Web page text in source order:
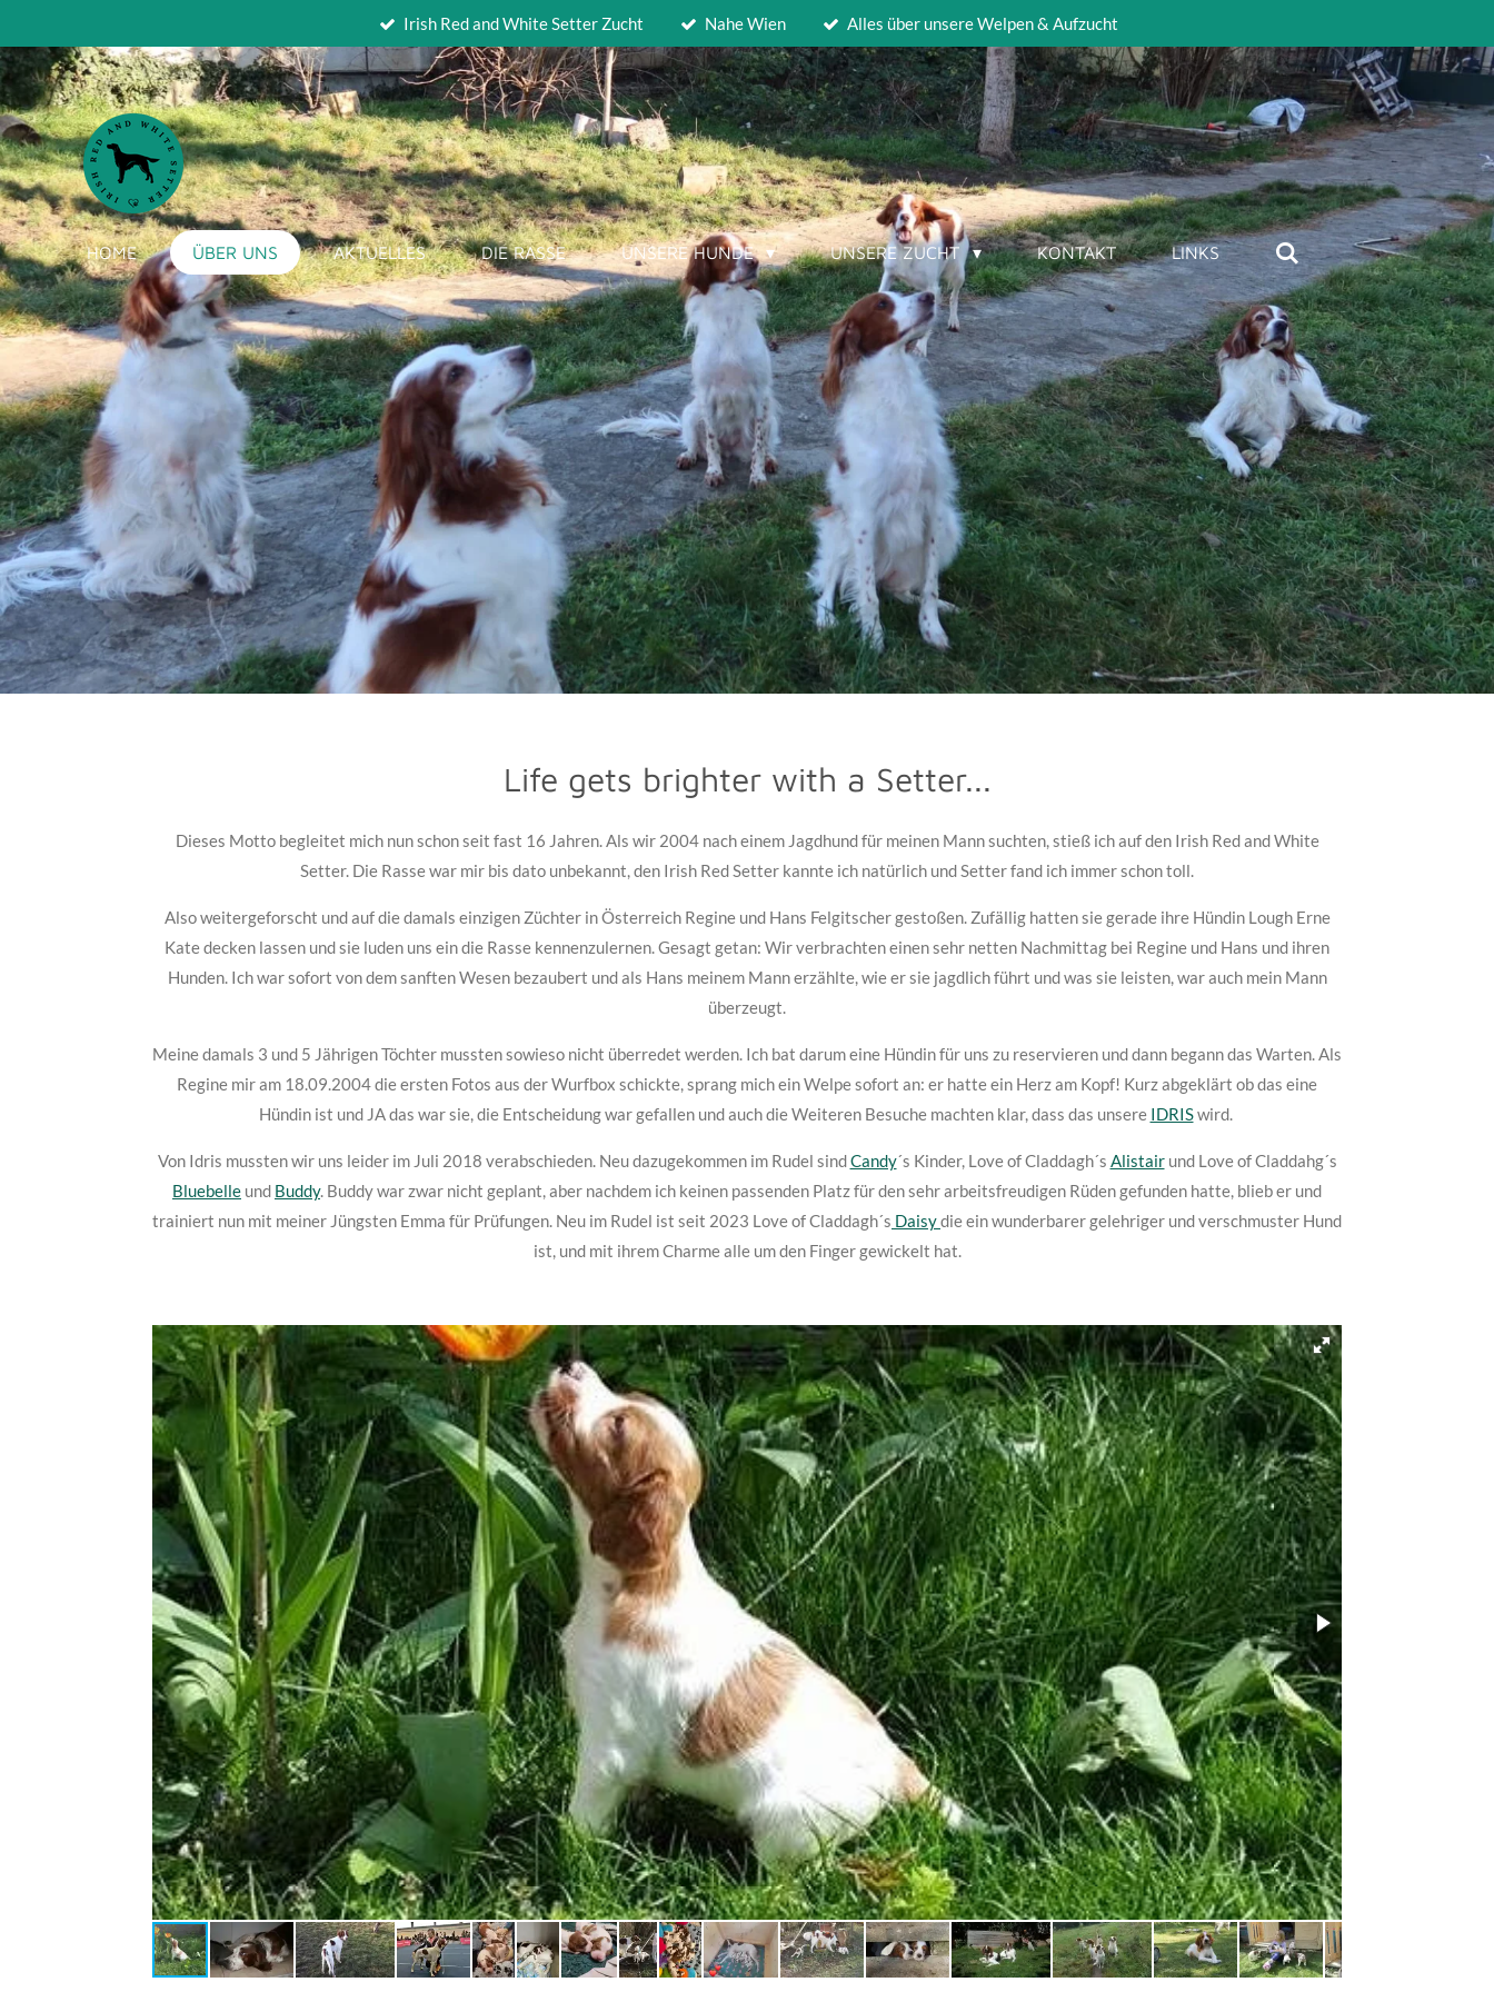
Hauptinhalt
springen
Irish Red and White Setter Zucht Nahe Wien Alles über unsere Welpen & Aufzucht
HOME ÜBER UNS AKTUELLES DIE RASSE UNSERE HUNDE UNSERE ZUCHT KONTAKT LINKS
Life gets brighter with a Setter...
Dieses Motto begleitet mich nun schon seit fast 16 Jahren. Als wir 2004 nach einem Jagdhund für meinen Mann suchten, stieß ich auf den Irish Red and White
Setter. Die Rasse war mir bis dato unbekannt, den Irish Red Setter kannte ich natürlich und Setter fand ich immer schon toll.
Also weitergeforscht und auf die damals einzigen Züchter in Österreich Regine und Hans Felgitscher gestoßen. Zufällig hatten sie gerade ihre Hündin Lough Erne
Kate decken lassen und sie luden uns ein die Rasse kennenzulernen. Gesagt getan: Wir verbrachten einen sehr netten Nachmittag bei Regine und Hans und ihren
Hunden. Ich war sofort von dem sanften Wesen bezaubert und als Hans meinem Mann erzählte, wie er sie jagdlich führt und was sie leisten, war auch mein Mann
überzeugt.
Meine damals 3 und 5 Jährigen Töchter mussten sowieso nicht überredet werden. Ich bat darum eine Hündin für uns zu reservieren und dann begann das Warten. Als
Regine mir am 18.09.2004 die ersten Fotos aus der Wurfbox schickte, sprang mich ein Welpe sofort an: er hatte ein Herz am Kopf! Kurz abgeklärt ob das eine
Hündin ist und JA das war sie, die Entscheidung war gefallen und auch die Weiteren Besuche machten klar, dass das unsere IDRISwird.
Von Idris mussten wir uns leider im Juli 2018 verabschieden. Neu dazugekommen im Rudel sindCandy´s Kinder, Love of Claddagh´s Alistairund Love of Claddahg´s
Bluebelle und Buddy. Buddy war zwar nicht geplant, aber nachdem ich keinen passenden Platz für den sehr arbeitsfreudigen Rüden gefunden hatte, blieb er und
trainiert nun mit meiner Jüngsten Emma für Prüfungen. Neu im Rudel ist seit 2023 Love of Claddagh´s Daisydie ein wunderbarer gelehriger und verschmuster Hund
ist, und mit ihrem Charme alle um den Finger gewickelt hat.